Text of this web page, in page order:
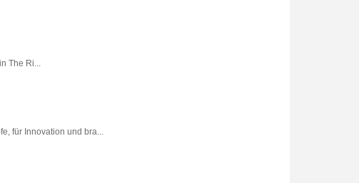
The Ri...
für Innovation und bra...